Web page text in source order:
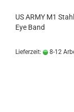
US ARMY M1
Eye Band
Lieferzeit: 8-12